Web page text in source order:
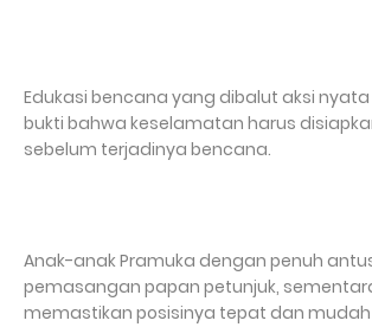
‎Edukasi bencana yang dibalut aksi
bukti bahwa keselamatan harus
sebelum terjadinya bencana.
‎Anak-anak Pramuka dengan penuh
pemasangan papan petunjuk,
memastikan posisinya tepat dan